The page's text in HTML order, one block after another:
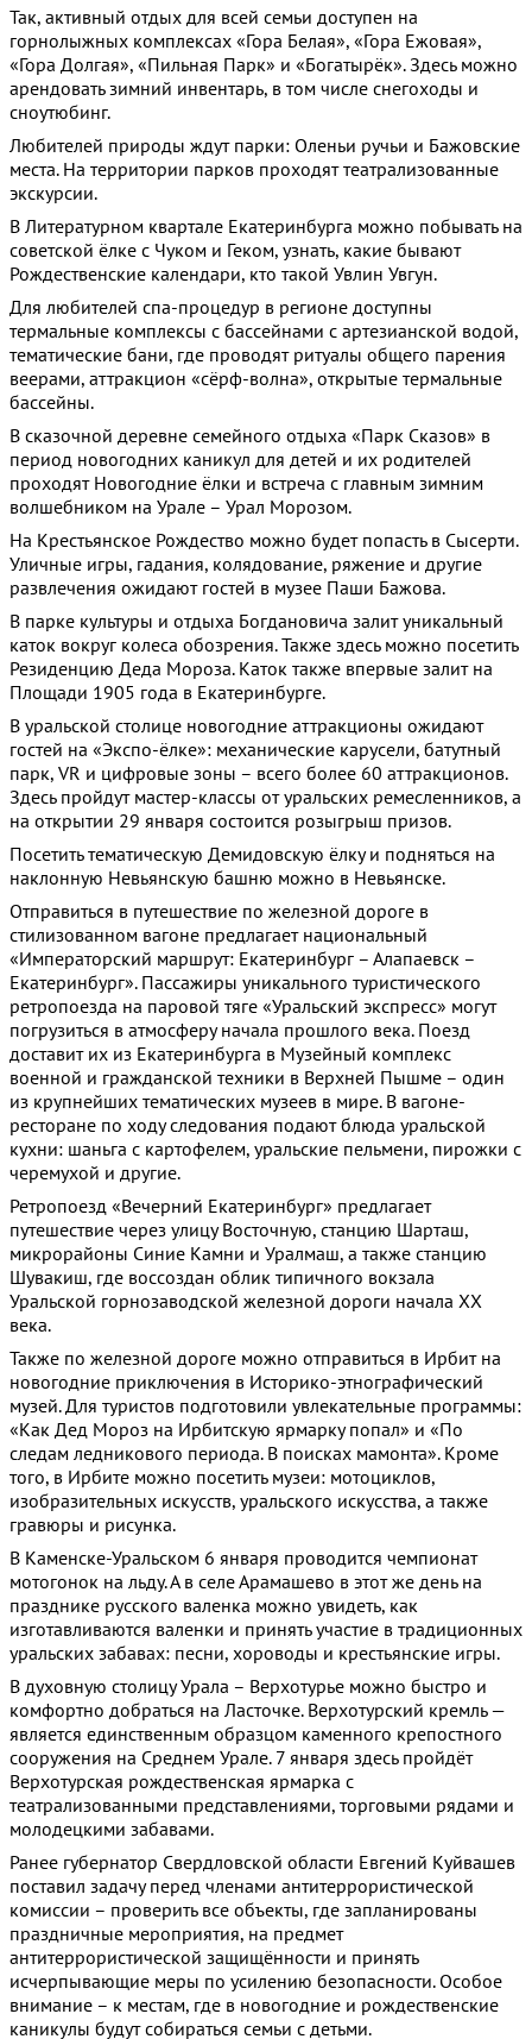
Так, активный отдых для всей семьи доступен на
горнолыжных комплексах «Гора Белая», «Гора Ежовая»,
«Гора Долгая», «Пильная Парк» и «Богатырёк». Здесь можно
арендовать зимний инвентарь, в том числе снегоходы и
сноутюбинг.
Любителей природы ждут парки: Оленьи ручьи и Бажовские
места. На территории парков проходят театрализованные
экскурсии.
В Литературном квартале Екатеринбурга можно побывать на
советской ёлке с Чуком и Геком, узнать, какие бывают
Рождественские календари, кто такой Увлин Увгун.
Для любителей спа-процедур в регионе доступны
термальные комплексы с бассейнами с артезианской водой,
тематические бани, где проводят ритуалы общего парения
веерами, аттракцион «сёрф-волна», открытые термальные
бассейны.
В сказочной деревне семейного отдыха «Парк Сказов» в
период новогодних каникул для детей и их родителей
проходят Новогодние ёлки и встреча с главным зимним
волшебником на Урале – Урал Морозом.
На Крестьянское Рождество можно будет попасть в Сысерти.
Уличные игры, гадания, колядование, ряжение и другие
развлечения ожидают гостей в музее Паши Бажова.
В парке культуры и отдыха Богдановича залит уникальный
каток вокруг колеса обозрения. Также здесь можно посетить
Резиденцию Деда Мороза. Каток также впервые залит на
Площади 1905 года в Екатеринбурге.
В уральской столице новогодние аттракционы ожидают
гостей на «Экспо-ёлке»: механические карусели, батутный
парк, VR и цифровые зоны – всего более 60 аттракционов.
Здесь пройдут мастер-классы от уральских ремесленников, а
на открытии 29 января состоится розыгрыш призов.
Посетить тематическую Демидовскую ёлку и подняться на
наклонную Невьянскую башню можно в Невьянске.
Отправиться в путешествие по железной дороге в
стилизованном вагоне предлагает национальный
«Императорский маршрут: Екатеринбург – Алапаевск –
Екатеринбург». Пассажиры уникального туристического
ретропоезда на паровой тяге «Уральский экспресс» могут
погрузиться в атмосферу начала прошлого века. Поезд
доставит их из Екатеринбурга в Музейный комплекс
военной и гражданской техники в Верхней Пышме – один
из крупнейших тематических музеев в мире. В вагоне-
ресторане по ходу следования подают блюда уральской
кухни: шаньга с картофелем, уральские пельмени, пирожки с
черемухой и другие.
Ретропоезд «Вечерний Екатеринбург» предлагает
путешествие через улицу Восточную, станцию Шарташ,
микрорайоны Синие Камни и Уралмаш, а также станцию
Шувакиш, где воссоздан облик типичного вокзала
Уральской горнозаводской железной дороги начала ХХ
века.
Также по железной дороге можно отправиться в Ирбит на
новогодние приключения в Историко-этнографический
музей. Для туристов подготовили увлекательные программы:
«Как Дед Мороз на Ирбитскую ярмарку попал» и «По
следам ледникового периода. В поисках мамонта». Кроме
того, в Ирбите можно посетить музеи: мотоциклов,
изобразительных искусств, уральского искусства, а также
гравюры и рисунка.
В Каменске-Уральском 6 января проводится чемпионат
мотогонок на льду. А в селе Арамашево в этот же день на
празднике русского валенка можно увидеть, как
изготавливаются валенки и принять участие в традиционных
уральских забавах: песни, хороводы и крестьянские игры.
В духовную столицу Урала – Верхотурье можно быстро и
комфортно добраться на Ласточке. Верхотурский кремль —
является единственным образцом каменного крепостного
сооружения на Среднем Урале. 7 января здесь пройдёт
Верхотурская рождественская ярмарка с
театрализованными представлениями, торговыми рядами и
молодецкими забавами.
Ранее губернатор Свердловской области Евгений Куйвашев
поставил задачу перед членами антитеррористической
комиссии – проверить все объекты, где запланированы
праздничные мероприятия, на предмет
антитеррористической защищённости и принять
исчерпывающие меры по усилению безопасности. Особое
внимание – к местам, где в новогодние и рождественские
каникулы будут собираться семьи с детьми.